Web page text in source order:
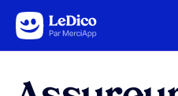
Aller au contenu